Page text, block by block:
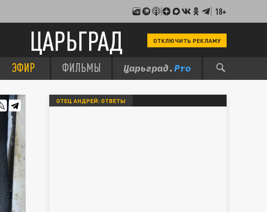
18+
ЦАРЬГРАД ОТКЛЮЧИТЬ РЕКЛАМУ
ЭФИР ФИЛЬМЫ
ОТЕЦ АНДРЕЙ: ОТВЕТЫ